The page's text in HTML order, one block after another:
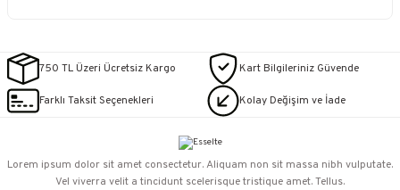
750 TL Üzeri Ücretsiz Kargo Kart Bilgileriniz Güvende
Farklı Taksit Seçenekleri Kolay Değişim ve İade
Lorem ipsum dolor sit amet consectetur. Aliquam non sit massa nibh vulputate.
Vel viverra velit a tincidunt scelerisque tristique amet. Tellus.